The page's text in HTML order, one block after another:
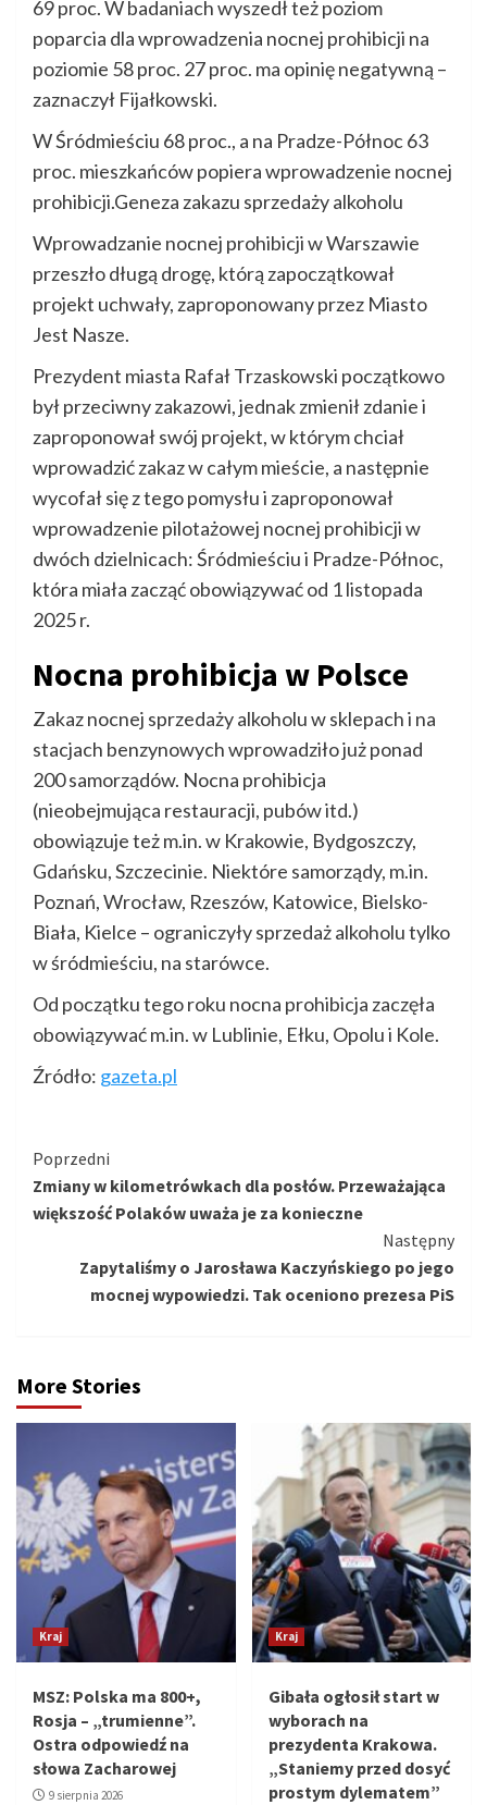
69 proc. W badaniach wyszedł też poziom
poparcia dla wprowadzenia nocnej prohibicji na
poziomie 58 proc. 27 proc. ma opinię negatywną –
zaznaczył Fijałkowski.
W Śródmieściu 68 proc., a na Pradze-Północ 63
proc. mieszkańców popiera wprowadzenie nocnej
prohibicji.Geneza zakazu sprzedaży alkoholu
Wprowadzanie nocnej prohibicji w Warszawie
przeszło długą drogę, którą zapoczątkował
projekt uchwały, zaproponowany przez Miasto
Jest Nasze.
Prezydent miasta Rafał Trzaskowski początkowo
był przeciwny zakazowi, jednak zmienił zdanie i
zaproponował swój projekt, w którym chciał
wprowadzić zakaz w całym mieście, a następnie
wycofał się z tego pomysłu i zaproponował
wprowadzenie pilotażowej nocnej prohibicji w
dwóch dzielnicach: Śródmieściu i Pradze-Północ,
która miała zacząć obowiązywać od 1 listopada
2025 r.
Nocna prohibicja w Polsce
Zakaz nocnej sprzedaży alkoholu w sklepach i na
stacjach benzynowych wprowadziło już ponad
200 samorządów. Nocna prohibicja
(nieobejmująca restauracji, pubów itd.)
obowiązuje też m.in. w Krakowie, Bydgoszczy,
Gdańsku, Szczecinie. Niektóre samorządy, m.in.
Poznań, Wrocław, Rzeszów, Katowice, Bielsko-
Biała, Kielce – ograniczyły sprzedaż alkoholu tylko
w śródmieściu, na starówce.
Od początku tego roku nocna prohibicja zaczęła
obowiązywać m.in. w Lublinie, Ełku, Opolu i Kole.
Źródło: gazeta.pl
Kontynuuj
czytanie
Poprzedni
Zmiany w kilometrówkach dla posłów. Przeważająca
większość Polaków uważa je za konieczne
Następny
Zapytaliśmy o Jarosława Kaczyńskiego po jego
mocnej wypowiedzi. Tak oceniono prezesa PiS
More Stories
Kraj
MSZ: Polska ma 800+,
Rosja – „trumienne”.
Ostra odpowiedź na
słowa Zacharowej
9 sierpnia 2026
Kraj
Gibała ogłosił start w
wyborach na
prezydenta Krakowa.
„Staniemy przed dosyć
prostym dylematem”